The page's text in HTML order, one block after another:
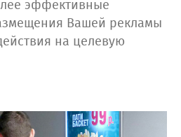
эффективные
Вашей рекламы
на целевую